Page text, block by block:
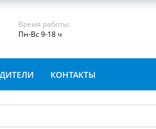
Время работы:
Пн-Вс 9-18 ч
КОНТАКТЫ